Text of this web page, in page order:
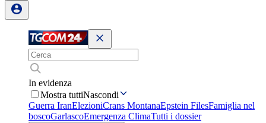
In evidenza
Mostra tuttiNascondi
Guerra IranElezioniCrans MontanaEpstein FilesFamiglia nel
boscoGarlascoEmergenza ClimaTutti i dossier